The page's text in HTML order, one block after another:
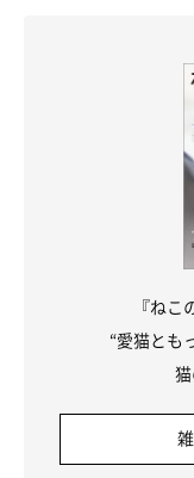
『ね
“愛猫とも